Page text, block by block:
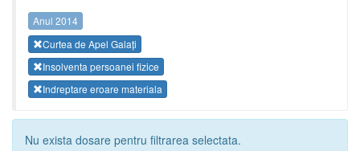
Anul 2014
Curtea de Apel Galați
Insolventa persoanei fizice
Indreptare eroare materiala
Nu exista dosare pentru filtrarea selectata.